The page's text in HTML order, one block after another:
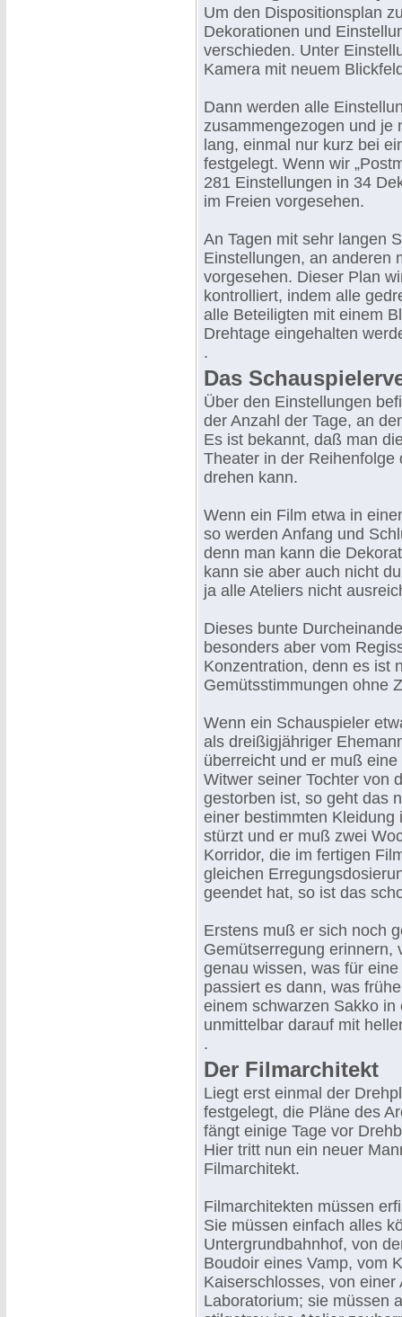
Um den Dispositionsplan
Dekorationen und
verschieden. Unter
Kamera mit neuem
Dann werden alle
zusammengezogen und je
lang, einmal nur kurz bei
festgelegt. Wenn wir
281 Einstellungen in 34
im Freien vorgesehen.
An Tagen mit sehr langen
Einstellungen, an anderen
vorgesehen. Dieser Plan
kontrolliert, indem alle
alle Beteiligten mit einem
Drehtage eingehalten
.
Das
Über den Einstellungen
der Anzahl der Tage, an
Es ist bekannt, daß man
Theater in der Reihenfolge
drehen kann.
Wenn ein Film etwa in
so werden Anfang und
denn man kann die
kann sie aber auch nicht
ja alle Ateliers nicht
Dieses bunte
besonders aber vom
Konzentration, denn es ist
Gemütsstimmungen ohne
Wenn ein Schauspieler
als dreißigjähriger
überreicht und er muß
Witwer seiner Tochter von
gestorben ist, so geht das
einer bestimmten Kleidung
stürzt und er muß zwei
Korridor, die im fertigen
gleichen
geendet hat, so ist das
Erstens muß er sich noch
Gemütserregung erinnern,
genau wissen, was für
passiert es dann, was
einem schwarzen Sakko
unmittelbar darauf mit
.
Der Filmarchitekt
Liegt erst einmal der
festgelegt, die Pläne des
fängt einige Tage vor
Hier tritt nun ein neuer
Filmarchitekt.
Filmarchitekten müssen
Sie müssen einfach alles
Untergrundbahnhof, von
Boudoir eines Vamp, vom
Kaiserschlosses, von
Laboratorium; sie müssen